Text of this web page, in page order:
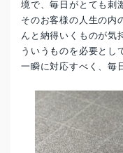
境で、毎日がとても刺
そのお客様の人生の内
んと納得いくものが気
ういうものを必要とし
一瞬に対応すべく、毎